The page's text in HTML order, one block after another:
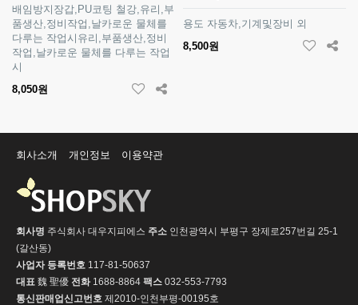
배임방지장갑,PU코팅 철강,유리,부
품생산,정비작업,날카로운 물체를
다루는 작업시유리,부품생산,정비
작업,날카로운 물체를 다루는 작업
시
8,050원
용도 자동차,기계및장비 외
8,500원
회사소개 개인정보 이용약관
회사명 주식회사 대우지피에스 주소 인천광역시 부평구 장제로257번길 25-1
(갈산동)
사업자 등록번호 117-81-50637
대표 魏 聖優 전화1688-8864 팩스 032-553-7793
통신판매업신고번호 제2010-인천부평-00195호